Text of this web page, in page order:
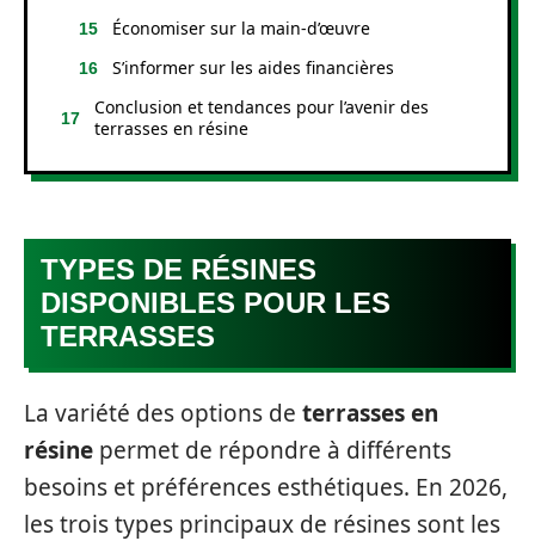
Économiser sur la main-d’œuvre
S’informer sur les aides financières
Conclusion et tendances pour l’avenir des
terrasses en résine
TYPES DE RÉSINES
DISPONIBLES POUR LES
TERRASSES
La variété des options de terrasses en
résine permet de répondre à différents
besoins et préférences esthétiques. En 2026,
les trois types principaux de résines sont les